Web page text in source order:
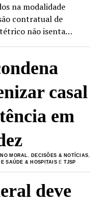
na modalidade
contratual de
não isenta…
casal
em
MORAL DECISÕES & NOTÍCIAS
SAÚDE & HOSPITAISE TJSP
deve